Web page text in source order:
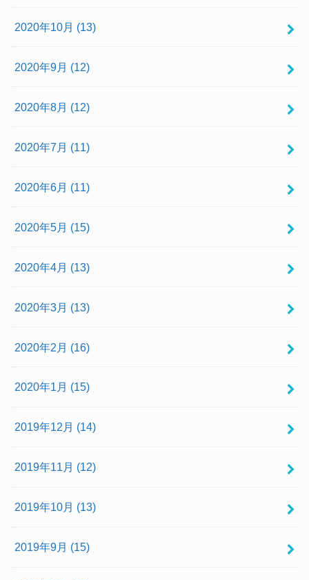
2020年10月 (13)
2020年9月 (12)
2020年8月 (12)
2020年7月 (11)
2020年6月 (11)
2020年5月 (15)
2020年4月 (13)
2020年3月 (13)
2020年2月 (16)
2020年1月 (15)
2019年12月 (14)
2019年11月 (12)
2019年10月 (13)
2019年9月 (15)